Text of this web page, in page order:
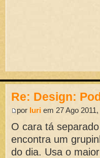
Re: Design:
por Iuri em 27 Ago
O cara tá
encontra um
do dia. Usa o